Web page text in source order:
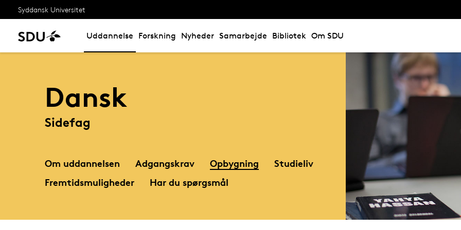
Syddansk Universitet
Uddannelse Forskning Nyheder Samarbejde Bibliotek Om SDU
Dansk
Sidefag
Om uddannelsen Adgangskrav Opbygning
Studieliv
Fremtidsmuligheder
Har du spørgsmål